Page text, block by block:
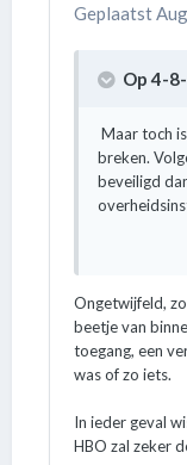
Geplaatst
Op 4-
Maar toch
breken.
beveiligd
Ongetwijfeld,
beetje van
toegang, een
was of zo iets.
In ieder geval
HBO zal zeker